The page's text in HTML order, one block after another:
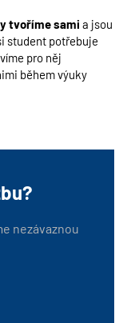
tvoříme sami a jsou
student potřebuje
pro něj
během výuky
nezávaznou